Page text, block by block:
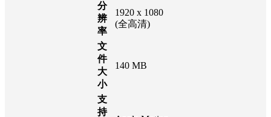
分
辨
率
1920 x 1080
(全高清)
文
件
大
小
140 MB
支
持